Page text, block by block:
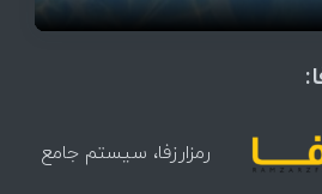
رمزارزفا، سیستم جامع